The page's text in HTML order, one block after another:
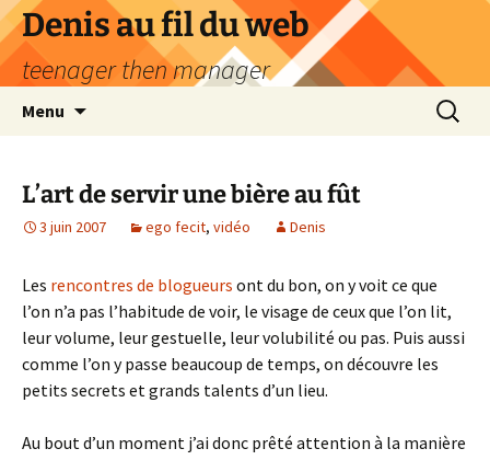
Aller
au
contenu
Denis au fil du web
teenager then manager
Menu
L’art de servir une bière au fût
3 juin 2007 ego fecit, vidéo Denis
Les rencontres de blogueurs ont du bon, on y voit ce que
l’on n’a pas l’habitude de voir, le visage de ceux que l’on lit,
leur volume, leur gestuelle, leur volubilité ou pas. Puis aussi
comme l’on y passe beaucoup de temps, on découvre les
petits secrets et grands talents d’un lieu.
Au bout d’un moment j’ai donc prêté attention à la manière